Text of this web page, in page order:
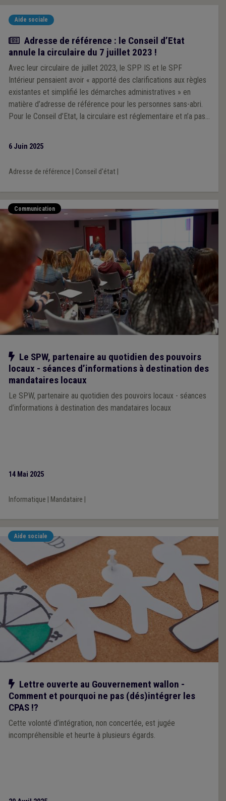
Aide sociale
Actualité
Adresse de référence : le Conseil d’Etat
annule la circulaire du 7 juillet 2023 !
Avec leur circulaire de juillet 2023, le SPP IS et le SPF
Intérieur pensaient avoir « apporté des clarifications aux règles
existantes et simplifié les démarches administratives » en
matière d’adresse de référence pour les personnes sans-abri.
Pour le Conseil d’Etat, la circulaire est réglementaire et n’a pas
6 Juin 2025
Adresse de référence Conseil d'état|
Communication
Notre action
Le SPW, partenaire au quotidien des pouvoirs
locaux - séances d’informations à destination des
mandataires locaux
Le SPW, partenaire au quotidien des pouvoirs locaux - séances
d’informations à destination des mandataires locaux
14 Mai 2025
Informatique Mandataire
Aide sociale
Notre action
Lettre ouverte au Gouvernement wallon -
Comment et pourquoi ne pas (dés)intégrer les
CPAS !?
Cette volonté d’intégration, non concertée, est jugée
incompréhensible et heurte à plusieurs égards.